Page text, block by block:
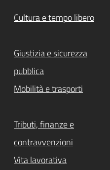
Cultura e tempo libero
Giustizia e sicurezza
pubblica
Mobilità e trasporti
Tributi, finanze e
contravvenzioni
Vita lavorativa